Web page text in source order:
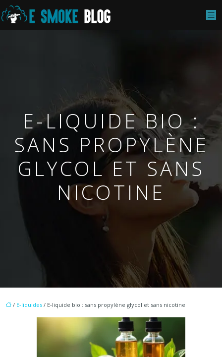
E-LIQUIDE BIO :
SANS PROPYLÈNE
GLYCOL ET SANS
NICOTINE
/ E-liquides / E-liquide bio : sans propylène glycol et sans nicotine